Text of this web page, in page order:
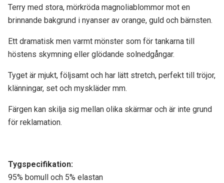
Terry med stora, mörkröda magnoliablommor mot en
brinnande bakgrund i nyanser av orange, guld och bärnsten.
Ett dramatisk men varmt mönster som för tankarna till
höstens skymning eller glödande solnedgångar.
Tyget är mjukt, följsamt och har lätt stretch, perfekt till tröjor,
klänningar, set och myskläder mm.
Färgen kan skilja sig mellan olika skärmar och är inte grund
för reklamation.
Tygspecifikation:
95% bomull och 5% elastan